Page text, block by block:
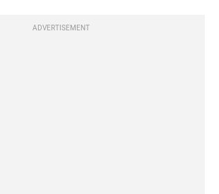
ADVERTISEMENT